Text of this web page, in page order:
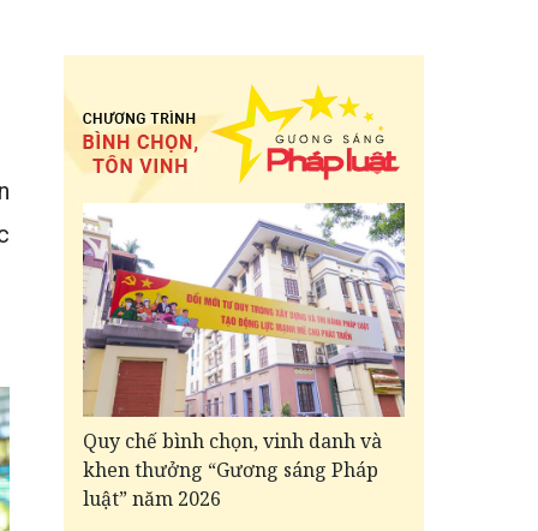
Quy chế bình chọn, vinh danh và
khen thưởng “Gương sáng Pháp
luật” năm 2026